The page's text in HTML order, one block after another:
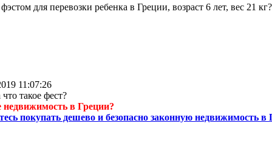
для перевозки ребенка в Греции, возраст 6 лет, вес 21 кг?
11:07:26
что такое фест?
в Греции?
покупать дешево и безопасно законную недвижимость в